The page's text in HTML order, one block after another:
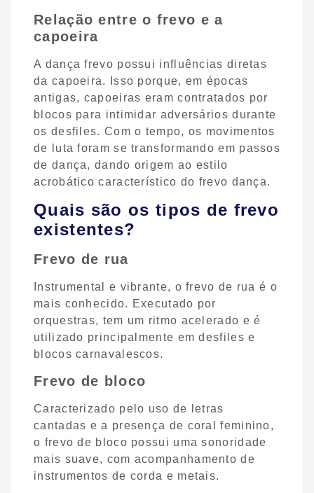
Relação entre o frevo e a
capoeira
A dança frevo possui influências diretas
da capoeira. Isso porque, em épocas
antigas, capoeiras eram contratados por
blocos para intimidar adversários durante
os desfiles. Com o tempo, os movimentos
de luta foram se transformando em passos
de dança, dando origem ao estilo
acrobático característico do frevo dança.
Quais são os tipos de frevo
existentes?
Frevo de rua
Instrumental e vibrante, o frevo de rua é o
mais conhecido. Executado por
orquestras, tem um ritmo acelerado e é
utilizado principalmente em desfiles e
blocos carnavalescos.
Frevo de bloco
Caracterizado pelo uso de letras
cantadas e a presença de coral feminino,
o frevo de bloco possui uma sonoridade
mais suave, com acompanhamento de
instrumentos de corda e metais.